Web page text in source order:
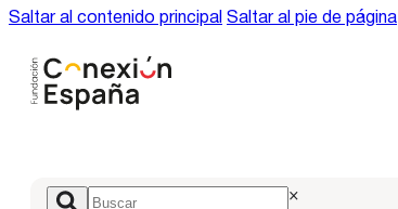
Saltar al contenido principal Saltar al pie de página
×